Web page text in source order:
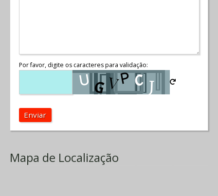
Por favor, digite os caracteres para validação:
Enviar
Mapa de Localização